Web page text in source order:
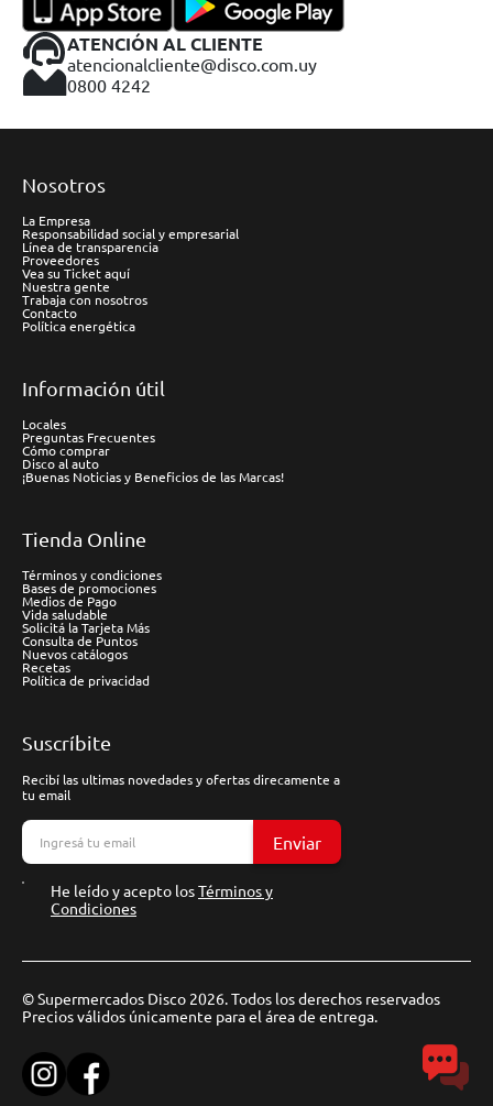
ATENCIÓN AL CLIENTE
atencionalcliente@disco.com.uy
0800 4242
Nosotros
La Empresa
Responsabilidad social y empresarial
Línea de transparencia
Proveedores
Vea su Ticket aquí
Nuestra gente
Trabaja con nosotros
Contacto
Política energética
Información útil
Locales
Preguntas Frecuentes
Cómo comprar
Disco al auto
¡Buenas Noticias y Beneficios de las Marcas!
Tienda Online
Términos y condiciones
Bases de promociones
Medios de Pago
Vida saludable
Solicitá la Tarjeta Más
Consulta de Puntos
Nuevos catálogos
Recetas
Política de privacidad
Suscríbite
Recibí las ultimas novedades y ofertas direcamente a
tu email
Enviar
He leído y acepto losTérminos y
Condiciones
© Supermercados Disco 2026. Todos los derechos reservados
Precios válidos únicamente para el área de entrega.